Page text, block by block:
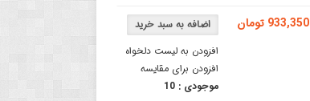
افزودن به لیست دلخواه
افزودن برای مقایسه
موجودی :10
933,350 تومان